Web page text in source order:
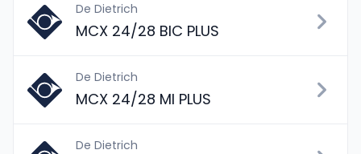
De Dietrich
MCX 24/28 BIC PLUS
De Dietrich
MCX 24/28 MI PLUS
De Dietrich